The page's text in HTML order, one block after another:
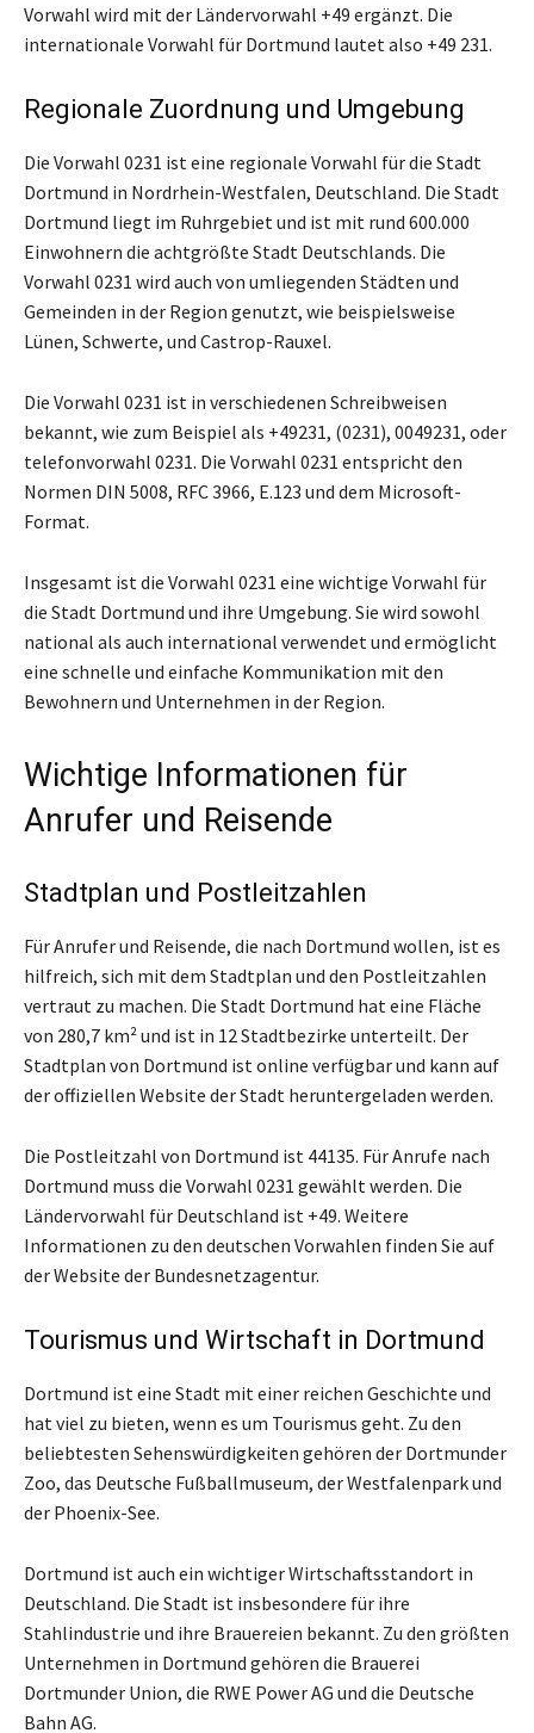
Vorwahl wird mit der Ländervorwahl +49 ergänzt. Die
internationale Vorwahl für Dortmund lautet also +49 231.
Regionale Zuordnung und Umgebung
Die Vorwahl 0231 ist eine regionale Vorwahl für die Stadt
Dortmund in Nordrhein-Westfalen, Deutschland. Die Stadt
Dortmund liegt im Ruhrgebiet und ist mit rund 600.000
Einwohnern die achtgrößte Stadt Deutschlands. Die
Vorwahl 0231 wird auch von umliegenden Städten und
Gemeinden in der Region genutzt, wie beispielsweise
Lünen, Schwerte, und Castrop-Rauxel.
Die Vorwahl 0231 ist in verschiedenen Schreibweisen
bekannt, wie zum Beispiel als +49231, (0231), 0049231, oder
telefonvorwahl 0231. Die Vorwahl 0231 entspricht den
Normen DIN 5008, RFC 3966, E.123 und dem Microsoft-
Format.
Insgesamt ist die Vorwahl 0231 eine wichtige Vorwahl für
die Stadt Dortmund und ihre Umgebung. Sie wird sowohl
national als auch international verwendet und ermöglicht
eine schnelle und einfache Kommunikation mit den
Bewohnern und Unternehmen in der Region.
Wichtige Informationen für
Anrufer und Reisende
Stadtplan und Postleitzahlen
Für Anrufer und Reisende, die nach Dortmund wollen, ist es
hilfreich, sich mit dem Stadtplan und den Postleitzahlen
vertraut zu machen. Die Stadt Dortmund hat eine Fläche
von 280,7 km² und ist in 12 Stadtbezirke unterteilt. Der
Stadtplan von Dortmund ist online verfügbar und kann auf
der offiziellen Website der Stadt heruntergeladen werden.
Die Postleitzahl von Dortmund ist 44135. Für Anrufe nach
Dortmund muss die Vorwahl 0231 gewählt werden. Die
Ländervorwahl für Deutschland ist +49. Weitere
Informationen zu den deutschen Vorwahlen finden Sie auf
der Website der Bundesnetzagentur.
Tourismus und Wirtschaft in Dortmund
Dortmund ist eine Stadt mit einer reichen Geschichte und
hat viel zu bieten, wenn es um Tourismus geht. Zu den
beliebtesten Sehenswürdigkeiten gehören der Dortmunder
Zoo, das Deutsche Fußballmuseum, der Westfalenpark und
der Phoenix-See.
Dortmund ist auch ein wichtiger Wirtschaftsstandort in
Deutschland. Die Stadt ist insbesondere für ihre
Stahlindustrie und ihre Brauereien bekannt. Zu den größten
Unternehmen in Dortmund gehören die Brauerei
Dortmunder Union, die RWE Power AG und die Deutsche
Bahn AG.